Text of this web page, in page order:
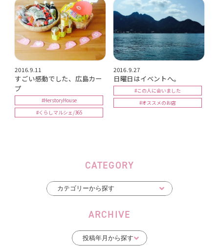
2016.9.11
すごい感動でした、広島カー
プ
#HerstoryHouse
#くらしマルシェ/365
2016.9.27
日曜日はイベントへ。
#この人に会いました
#オススメのお店
CATEGORY
ARCHIVE